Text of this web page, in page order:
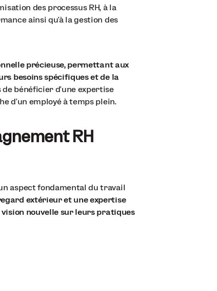
des processus RH, à la
ainsi qu'à la gestion des
précieuse, permettant aux
besoins spécifiques et de la
bénéficier d'une expertise
d'un employé à temps plein.
RH
aspect fondamental du travail
extérieur et une expertise
nouvelle sur leurs pratiques